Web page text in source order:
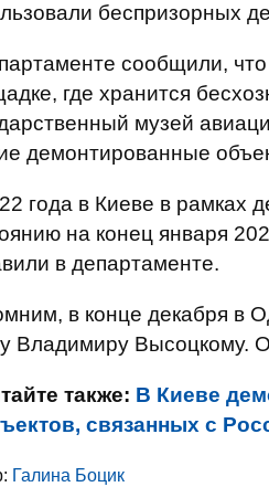
беспризорных
сообщили,
где хранится
музей
демонтированные
года в Киеве в рамках
на конец января
в департаменте.
в конце декабря в
Владимиру Высоцкому.
также: В Киеве
связанных с
Галина Боцик